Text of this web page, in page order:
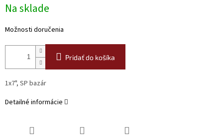
cena:
Na sklade
Možnosti doručenia
Pridať do košíka
1x7", SP bazár
Detailné informácie